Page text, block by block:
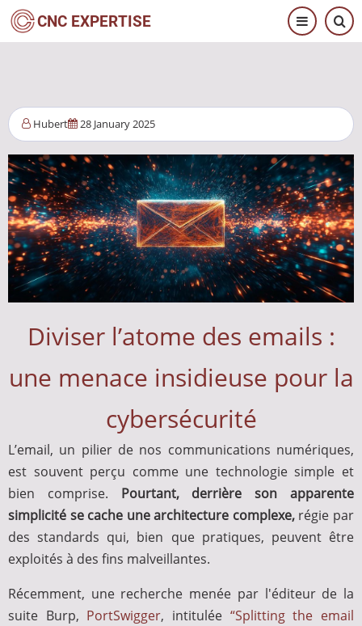
Direkt
zum
CNC EXPERTISE
Hubert 28 January 2025
Diviser l’atome des emails :
une menace insidieuse pour la
cybersécurité
L’email, un pilier de nos communications numériques,
est souvent perçu comme une technologie simple et
bien comprise. Pourtant, derrière son apparente
simplicité se cache une architecture complexe,régie par
des standards qui, bien que pratiques, peuvent être
exploités à des fins malveillantes.
Récemment, une recherche menée par l'éditeur de la
suite Burp, PortSwigger, intitulée “Splitting the email